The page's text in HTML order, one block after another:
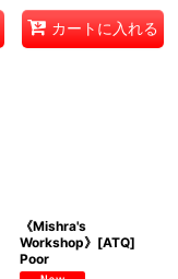
カートに入れる
《Mishra's
Workshop》[ATQ]
Poor